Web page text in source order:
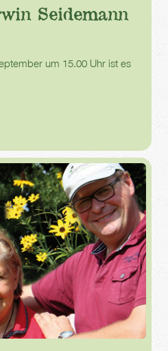
Seidemann
um 15.00 Uhr ist es